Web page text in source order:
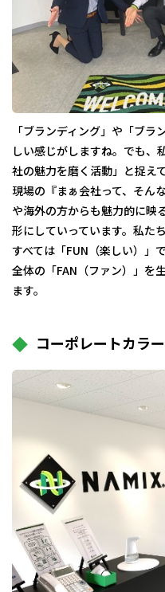
「ブランディング」や「ブ
しい感じがしますね。でも、
社の魅力を磨く活動」と捉え
現場の『まぁ会社って、そん
や海外の方からも魅力的に映
形にしていっています。私た
すべては「FUN（楽しい）」
全体の「FAN（ファン）」を
ます。
コーポレートカラ